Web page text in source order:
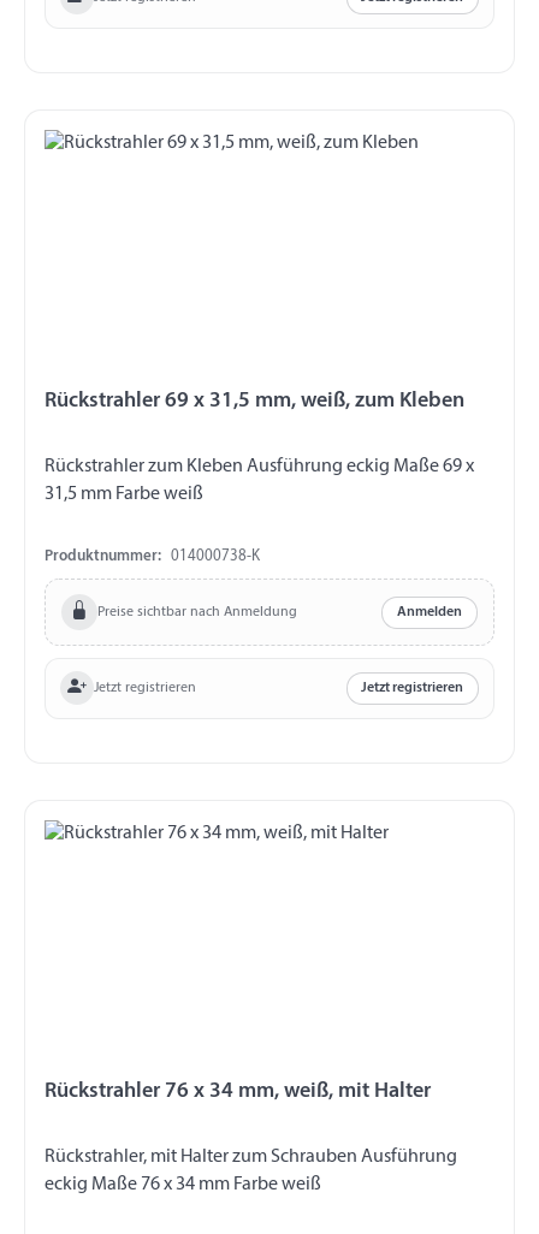
Rückstrahler 69 x 31,5 mm, weiß, zum Kleben
Rückstrahler zum Kleben Ausführung eckig Maße 69 x
31,5 mm Farbe weiß
Produktnummer: 014000738-K
Preise sichtbar nach Anmeldung Anmelden
Jetzt registrieren Jetzt registrieren
Rückstrahler 76 x 34 mm, weiß, mit Halter
Rückstrahler, mit Halter zum Schrauben Ausführung
eckig Maße 76 x 34 mm Farbe weiß